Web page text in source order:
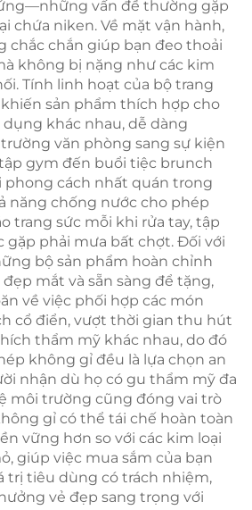
vấn đề thường gặp
chứa niken. Về mặt vận hành,
chắc chắn giúp bạn đeo thoải
không bị nặng như các kim
Tính linh hoạt của bộ trang
sản phẩm thích hợp cho
khác nhau, dễ dàng
văn phòng sang sự kiện
gym đến buổi tiệc brunch
phong cách nhất quán trong
năng chống nước cho phép
trang sức mỗi khi rửa tay, tập
gặp phải mưa bất chợt. Đối với
bộ sản phẩm hoàn chỉnh
mắt và sẵn sàng để tặng,
về việc phối hợp các món
cổ điển, vượt thời gian thu hút
thẩm mỹ khác nhau, do đó
không gỉ đều là lựa chọn an
nhận dù họ có gu thẩm mỹ đa
môi trường cũng đóng vai trò
gỉ có thể tái chế hoàn toàn
vững hơn so với các kim loại
giúp việc mua sắm của bạn
trị tiêu dùng có trách nhiệm,
vẻ đẹp sang trọng với